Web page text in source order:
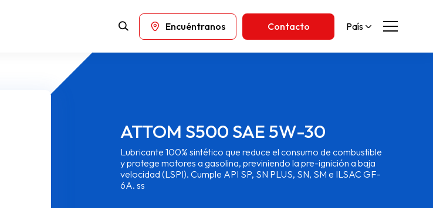
Encuéntranos Contacto País
ATTOM S500 SAE 5W-30
Lubricante 100% sintético que reduce el consumo de combustible
y protege motores a gasolina, previniendo la pre-ignición a baja
velocidad (LSPI). Cumple API SP, SN PLUS, SN, SM e ILSAC GF-
6A. ss